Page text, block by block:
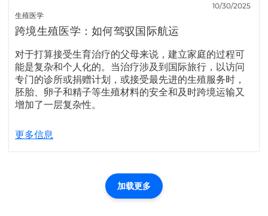
生殖医学
10/30/2025
跨境生殖医学：如何驾驭国际航运
对于打算接受生育治疗的父母来说，建立家庭的过程可
能是复杂和个人化的。当治疗涉及到国际旅行，以访问
专门的诊所或捐赠计划，或接受最先进的生殖服务时，
胚胎、卵子和精子等生殖材料的安全和及时跨境运输又
增加了一层复杂性。
更多信息
加载更多